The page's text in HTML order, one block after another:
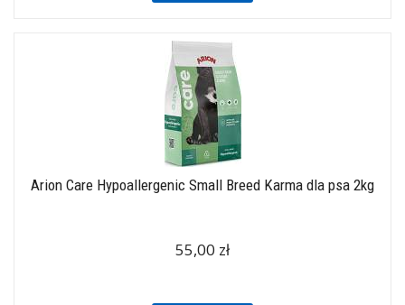
Arion Care Hypoallergenic Small Breed Karma dla psa 2kg
55,00 zł